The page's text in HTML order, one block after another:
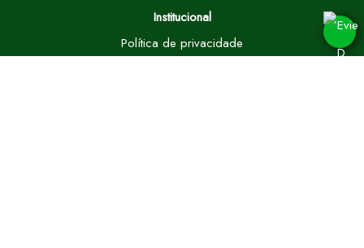
Institucional
Política de privacidade